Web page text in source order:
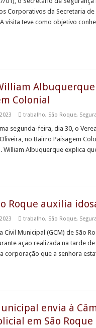
Sessões Ordinárias da
Grupo de Gestantes
Corporativos da Secretaria
visita teve como objetivo
Colonial
trabalho, São Roque,
segunda-feira, dia 30, o
no Bairro Paisagem
William Albuquerque explica
Roque auxilia
trabalho, São Roque,
Civil Municipal (GCM) de São
ação realizada na tarde
corporação que a senhora
envia à
em São Roque